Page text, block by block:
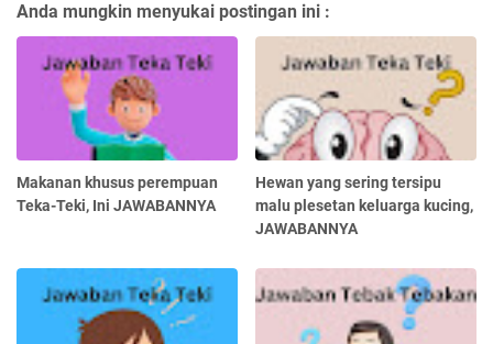
Anda mungkin menyukai postingan ini :
Makanan khusus perempuan
Teka-Teki, Ini JAWABANNYA
Hewan yang sering tersipu
malu plesetan keluarga kucing,
JAWABANNYA